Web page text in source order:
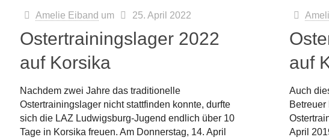
Amelie Eiband um 25. April 2022
Ostertrainingslager 2022
auf Korsika
Nachdem zwei Jahre das traditionelle
Ostertrainingslager nicht stattfinden konnte, durfte
sich die LAZ Ludwigsburg-Jugend endlich über 10
Tage in Korsika freuen. Am Donnerstag, 14. April
auf
Auch
April